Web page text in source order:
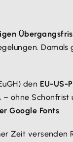
den EU-US-
ohne
Google Fonts.
Zeit versenden